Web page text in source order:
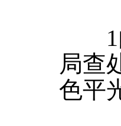
1内
局查
色平